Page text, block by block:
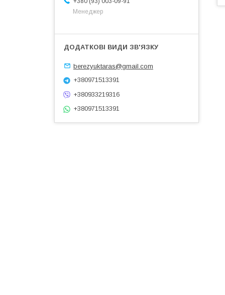
Менеджер
berezyuktaras@gmail.com
+380971513391
+380933219316
+380971513391